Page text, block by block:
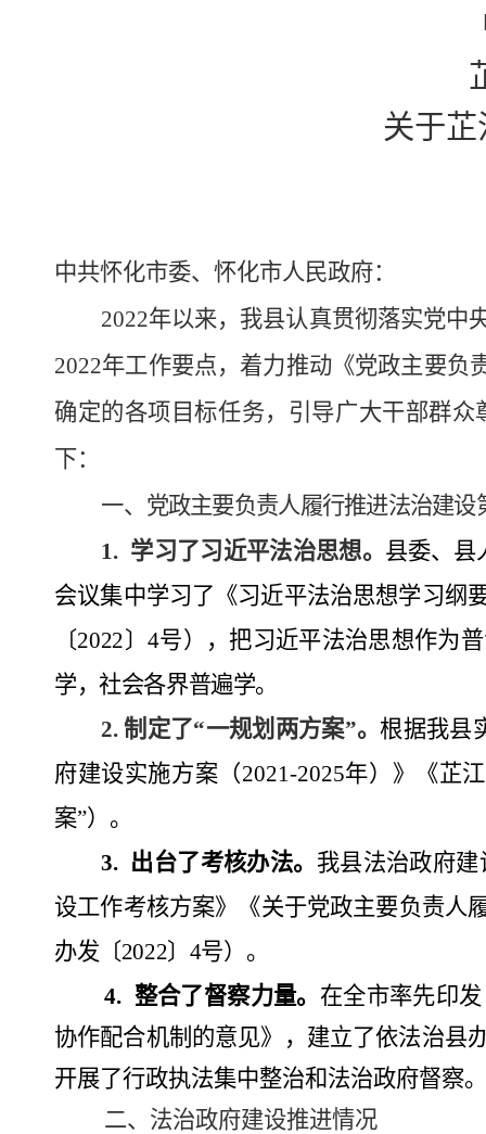
关于
中共怀化市委、怀化市人民政府：
2022年以来，我县认真贯彻落实党中
2022年工作要点，着力推动《党政主要负
确定的各项目标任务，引导广大干部群
下：
一、 党政主要负责人履行推进法治建设
1. 学习了习近平法治思想。 县委、县
会议集中学习了《习近平法治思想学习纲
〔2022〕 4号），把习近平法治思想作为
学，社会各界普遍学。
2. 制定了“一规划两方案”。根据我县
府建设实施方案（2021-2025年）》《芷
案”） 。
3. 出台了考核办法。 我县法治政府建
设工作考核方案》《关于党政主要负责人
办发〔2022〕 4号） 。
4. 整合了督察力量。 在全市率先印发
协作配合机制的意见》， 建立了依法治县
开展了行政执法集中整治和法治政府督察。
二、法治政府建设推进情况